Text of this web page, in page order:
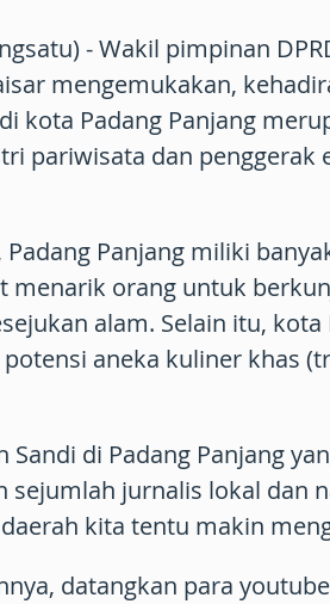
- Wakil pimpinan
mengemukakan,
kota Padang Panjang
pariwisata dan penggerak
Panjang miliki
menarik orang untuk
alam. Selain itu, kota
aneka kuliner khas
Sandi di Padang Panjang
sejumlah jurnalis lokal dan
kita tentu makin
datangkan para